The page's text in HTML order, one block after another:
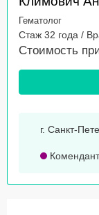
Гематолог
Стаж 32 года /
Стоимость
г. Санкт-